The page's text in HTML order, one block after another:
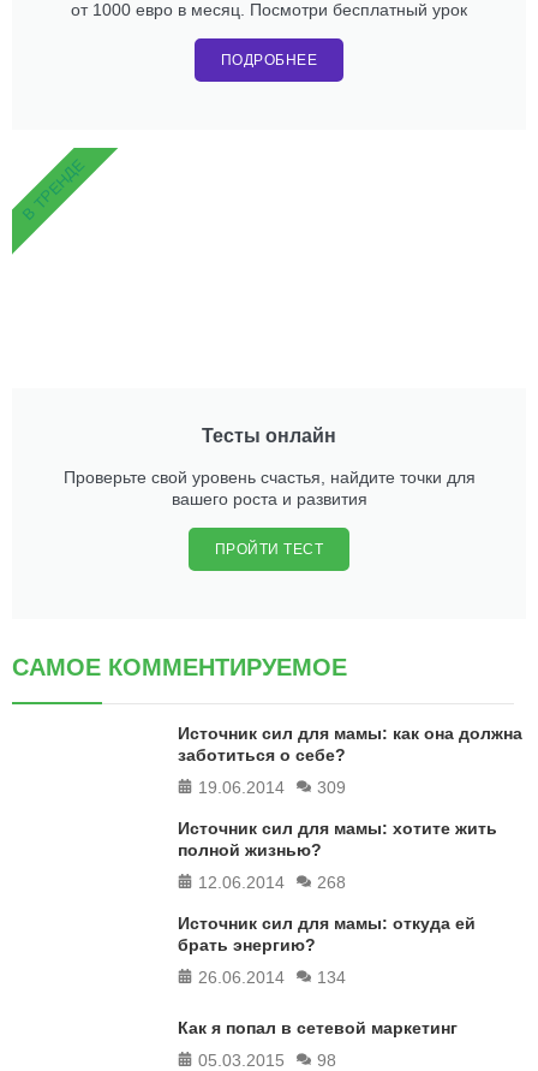
от 1000 евро в месяц. Посмотри бесплатный урок
ПОДРОБНЕЕ
Тесты онлайн
Проверьте свой уровень счастья, найдите точки для
вашего роста и развития
ПРОЙТИ ТЕСТ
В ТРЕНДЕ
САМОЕ КОММЕНТИРУЕМОЕ
Источник сил для мамы: как она должна
заботиться о себе?
19.06.2014
309
Источник сил для мамы: хотите жить
полной жизнью?
12.06.2014
268
Источник сил для мамы: откуда ей
брать энергию?
26.06.2014
134
Как я попал в сетевой маркетинг
05.03.2015
98